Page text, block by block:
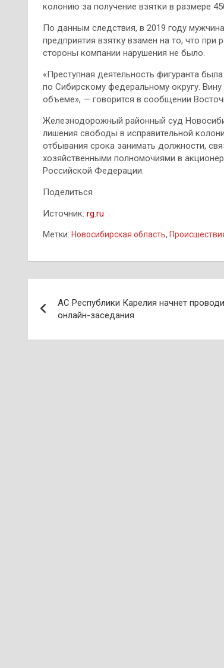
колонию за получение взятки в размере
По данным следствия, в 2019 году
предприятия взятку взамен на то, что при
стороны компании нарушения не было.
«Преступная деятельность фигуранта
по Сибирскому федеральному округу.
объеме», — говорится в сообщении
Железнодорожный районный суд
лишения свободы в исправительной
отбывания срока занимать должности,
хозяйственными полномочиями в
Российской Федерации.
Поделиться
Источник: rg.ru
Метки: Новосибирская область,
по
записям
АС Республики Карелия начнет
онлайн-заседания